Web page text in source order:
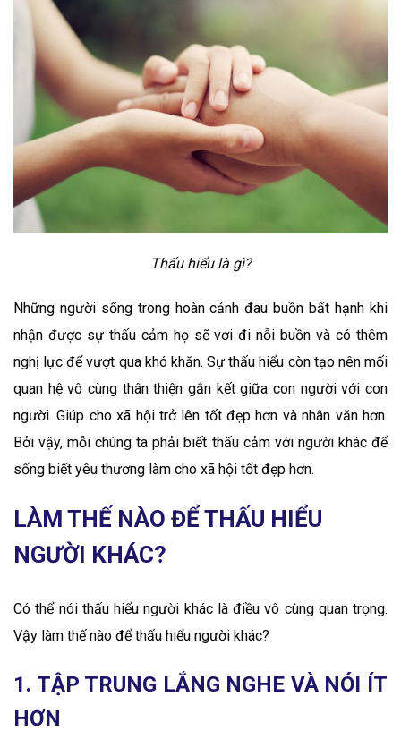
Thấu hiểu là gì?
Những người sống trong hoàn cảnh đau buồn bất hạnh khi
nhận được sự thấu cảm họ sẽ vơi đi nỗi buồn và có thêm
nghị lực để vượt qua khó khăn. Sự thấu hiểu còn tạo nên mối
quan hệ vô cùng thân thiện gắn kết giữa con người với con
người. Giúp cho xã hội trở lên tốt đẹp hơn và nhân văn hơn.
Bởi vậy, mỗi chúng ta phải biết thấu cảm với người khác để
sống biết yêu thương làm cho xã hội tốt đẹp hơn.
LÀM THẾ NÀO ĐỂ THẤU HIỂU
NGƯỜI KHÁC?
Có thể nói thấu hiểu người khác là điều vô cùng quan trọng.
Vậy làm thế nào để thấu hiểu người khác?
1. TẬP TRUNG LẮNG NGHE VÀ NÓI ÍT
HƠN